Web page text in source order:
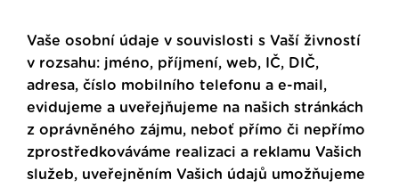
Vaše osobní údaje v souvislosti s Vaší živností
v rozsahu: jméno, příjmení, web, IČ, DIČ,
adresa, číslo mobilního telefonu a e-mail,
evidujeme a uveřejňujeme na našich stránkách
z oprávněného zájmu, neboť přímo či nepřímo
zprostředkováváme realizaci a reklamu Vašich
služeb, uveřejněním Vašich údajů umožňujeme